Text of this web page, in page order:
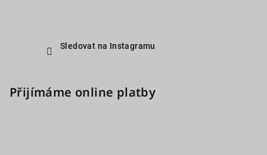
Sledovat na Instagramu
Přijímáme online platby